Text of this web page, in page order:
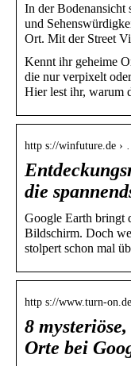
In der Bodenansicht
und
Ort. Mit der Street
Kennt ihr geheime
die nur verpixelt
Hier lest ihr, warum
http s://winfuture.de ›
die
Google Earth bringt
Bildschirm. Doch
stolpert schon mal
http s://www.turn-
8
Orte bei